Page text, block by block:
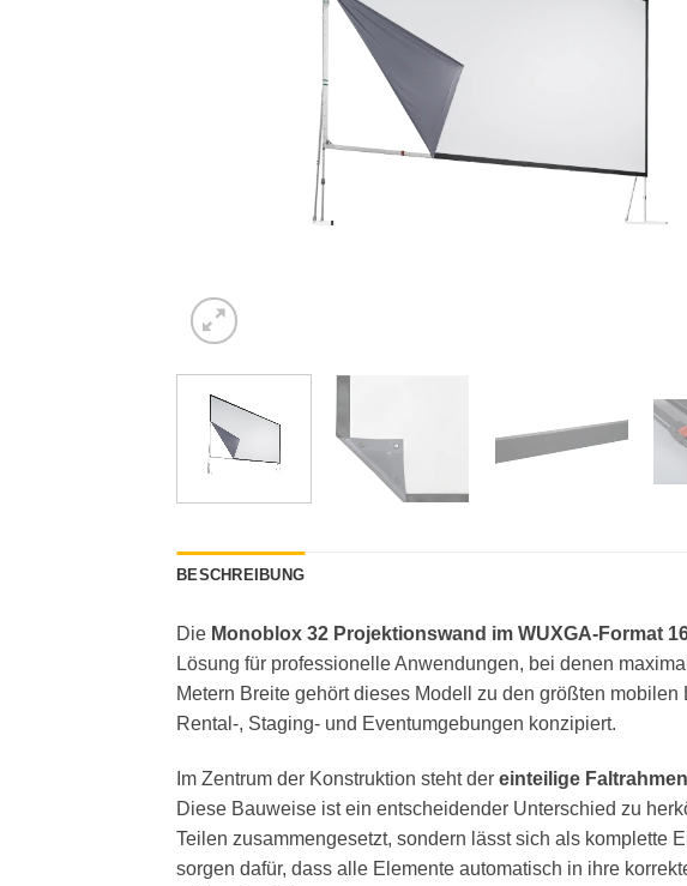
BESCHREIBUNG
Die Monoblox 32 Projektionswand im WUXGA-Format
Lösung für professionelle Anwendungen, bei denen
Metern Breite gehört dieses Modell zu den größten
Rental-, Staging- und Eventumgebungen konzipiert.
Im Zentrum der Konstruktion steht der einteilige
Diese Bauweise ist ein entscheidender Unterschied zu
Teilen zusammengesetzt, sondern lässt sich als komplette
sorgen dafür, dass alle Elemente automatisch in ihre